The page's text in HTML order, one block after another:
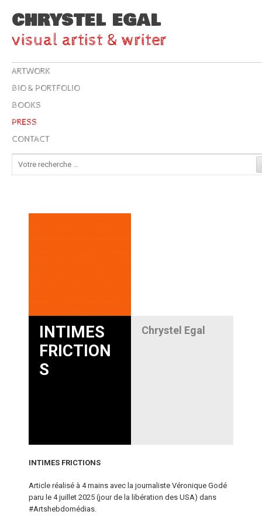
CHRYSTEL EGAL
visual artist & writer
ARTWORK
BIO & PORTFOLIO
BOOKS
PRESS
CONTACT
INTIMES
FRICTION
S
Chrystel Egal
INTIMES FRICTIONS
Article réalisé à 4 mains avec la journaliste Véronique Godé
paru le 4 juillet 2025 (jour de la libération des USA) dans
#Artshebdomédias.